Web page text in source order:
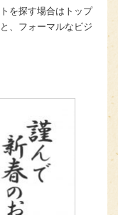
を探す場合はトップ
、フォーマルなビジ